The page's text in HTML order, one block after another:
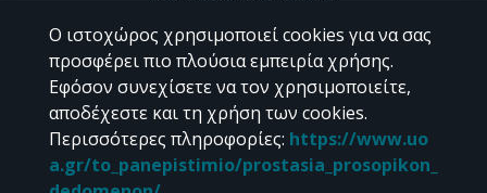
Διδακτορικές διατριβές & Γκρίζα βιβλιογραφία
Προφίλ Ερευνητή
CC BY-NC 4.0
Εκτός αν αναφέρεται διαφορετικά, το υλικό της "Περγάμου" διατίθεται
Ο ιστοχώρος χρησιμοποιεί cookies για να σας
προσφέρει πιο πλούσια εμπειρία χρήσης.
Εφόσον συνεχίσετε να τον χρησιμοποιείτε,
αποδέχεστε και τη χρήση των cookies.
Περισσότερες πληροφορίες: https://www.uo
a.gr/to_panepistimio/prostasia_prosopikon_